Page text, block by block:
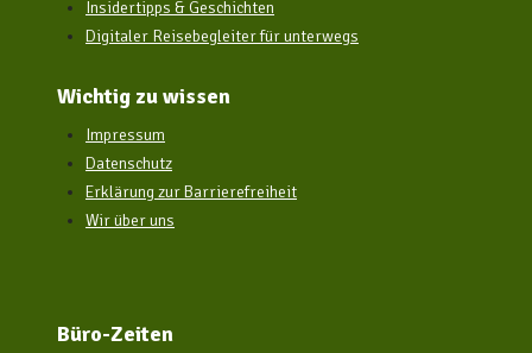
Insidertipps & Geschichten
Digitaler Reisebegleiter für unterwegs
Wichtig zu wissen
Impressum
Datenschutz
Erklärung zur Barrierefreiheit
Wir über uns
Büro-Zeiten